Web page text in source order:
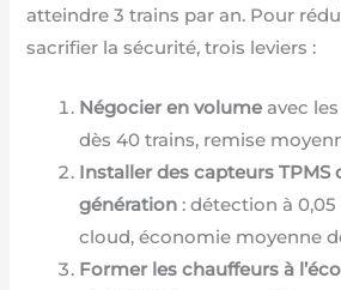
atteindre 3 trains par an. Pour
sacrifier la sécurité, trois leviers :
Négocier en volume avec
dès 40 trains, remise
Installer des capteurs TPMS
génération : détection à
cloud, économie moyenne
Former les chauffeurs à